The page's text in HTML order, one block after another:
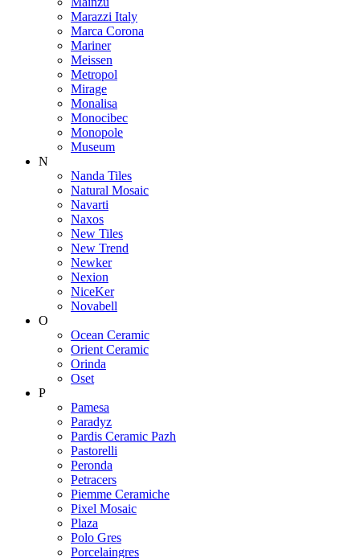
Marazzi Italy
Marca Corona
Mariner
Meissen
Metropol
Mirage
Monalisa
Monocibec
Monopole
Museum
N
Nanda Tiles
Natural Mosaic
Navarti
Naxos
New Tiles
New Trend
Newker
Nexion
NiceKer
Novabell
O
Ocean Ceramic
Orient Ceramic
Orinda
Oset
P
Pamesa
Paradyz
Pardis Ceramic Pazh
Pastorelli
Peronda
Petracers
Piemme Ceramiche
Pixel Mosaic
Plaza
Polo Gres
Porcelaingres